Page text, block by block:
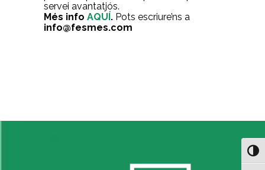
servei avantatjós.
Més info AQUÍ. Pots escriure’ns a
info@fesmes.com